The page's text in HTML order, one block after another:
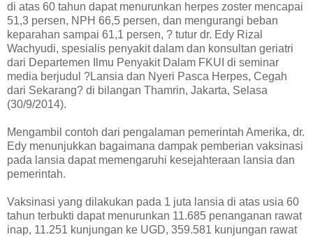
di atas 60 tahun dapat menurunkan herpes zoster mencapai
51,3 persen, NPH 66,5 persen, dan mengurangi beban
keparahan sampai 61,1 persen, ? tutur dr. Edy Rizal
Wachyudi, spesialis penyakit dalam dan konsultan geriatri
dari Departemen Ilmu Penyakit Dalam FKUI di seminar
media berjudul ?Lansia dan Nyeri Pasca Herpes, Cegah
dari Sekarang? di bilangan Thamrin, Jakarta, Selasa
(30/9/2014).
Mengambil contoh dari pengalaman pemerintah Amerika, dr.
Edy menunjukkan bagaimana dampak pemberian vaksinasi
pada lansia dapat memengaruhi kesejahteraan lansia dan
pemerintah.
Vaksinasi yang dilakukan pada 1 juta lansia di atas usia 60
tahun terbukti dapat menurunkan 11.685 penanganan rawat
inap, 11.251 kunjungan ke UGD, 359.581 kunjungan rawat